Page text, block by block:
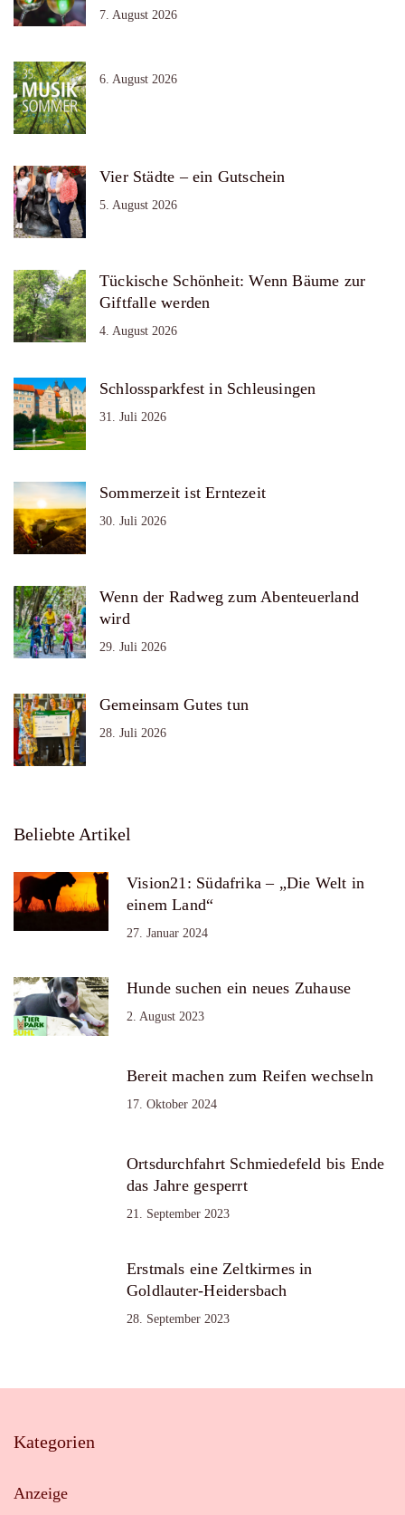
7. August 2026
6. August 2026
Vier Städte – ein Gutschein
5. August 2026
Tückische Schönheit: Wenn Bäume zur
Giftfalle werden
4. August 2026
Schlossparkfest in Schleusingen
31. Juli 2026
Sommerzeit ist Erntezeit
30. Juli 2026
Wenn der Radweg zum Abenteuerland
wird
29. Juli 2026
Gemeinsam Gutes tun
28. Juli 2026
Beliebte Artikel
Vision21: Südafrika – „Die Welt in
einem Land“
27. Januar 2024
Hunde suchen ein neues Zuhause
2. August 2023
Bereit machen zum Reifen wechseln
17. Oktober 2024
Ortsdurchfahrt Schmiedefeld bis Ende
das Jahre gesperrt
21. September 2023
Erstmals eine Zeltkirmes in
Goldlauter-Heidersbach
28. September 2023
Kategorien
Anzeige